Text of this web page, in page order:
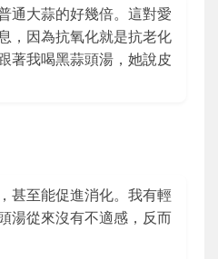
通大蒜的好幾倍。這對愛
，因為抗氧化就是抗老化
著我喝黑蒜頭湯，她說皮
甚至能促進消化。我有輕
湯從來沒有不適感，反而